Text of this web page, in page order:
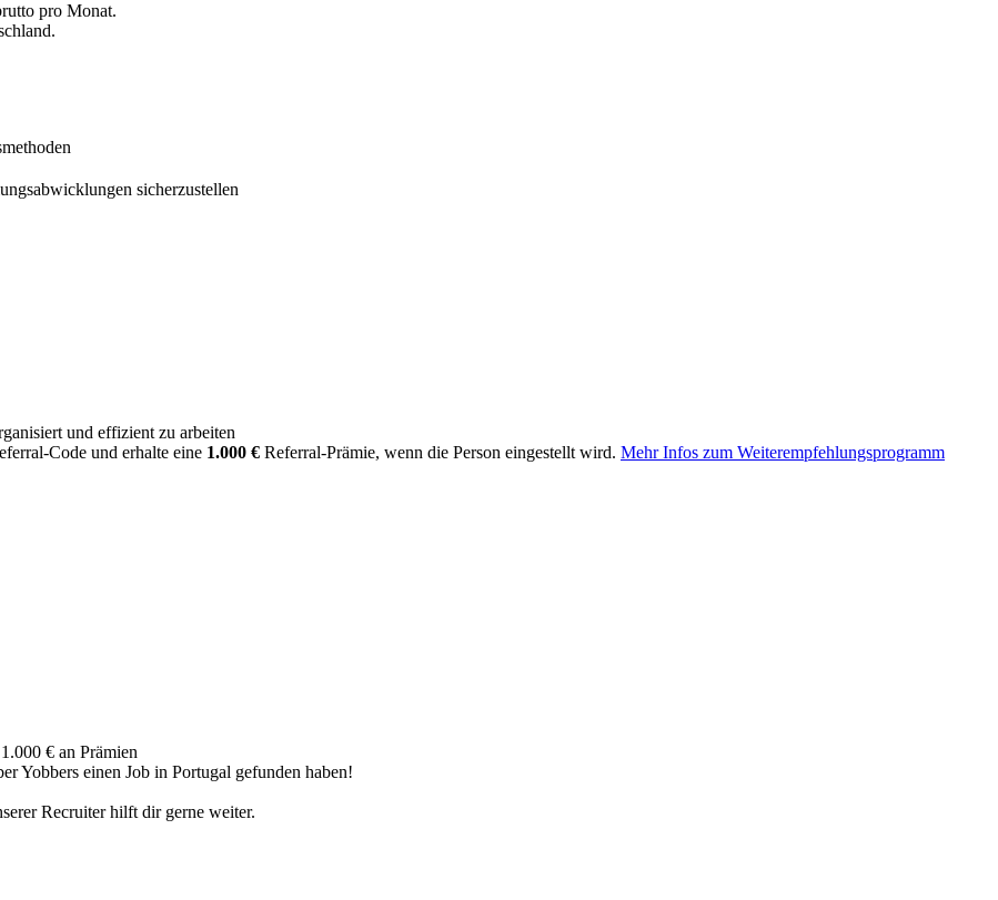
pro Monat.
sicherzustellen
und effizient zu arbeiten
Code und erhalte eine 1.000 € Referral-Prämie, wenn die Person eingestellt wird. Mehr Infos zum Weiterempfehlungsprogramm
€ an Prämien
Yobbers einen Job in Portugal gefunden haben!
Recruiter hilft dir gerne weiter.